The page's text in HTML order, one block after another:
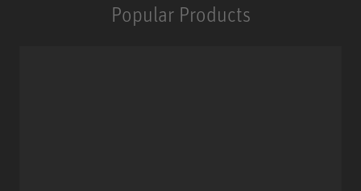
Popular Products